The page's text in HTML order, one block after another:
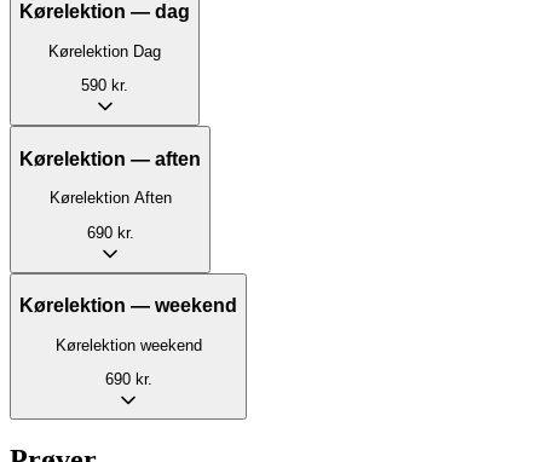
Kørelektion — dag
Kørelektion Dag
590 kr.
Kørelektion — aften
Kørelektion Aften
690 kr.
Kørelektion — weekend
Kørelektion weekend
690 kr.